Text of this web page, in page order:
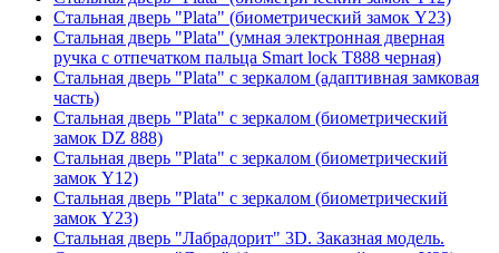
Стальная дверь "Plata" (биометрический замок Y23)
Стальная дверь "Plata" (умная электронная дверная
ручка с отпечатком пальца Smart lock T888 черная)
Стальная дверь "Plata" с зеркалом (адаптивная замковая
часть)
Стальная дверь "Plata" с зеркалом (биометрический
замок DZ 888)
Стальная дверь "Plata" с зеркалом (биометрический
замок Y12)
Стальная дверь "Plata" с зеркалом (биометрический
замок Y23)
Стальная дверь "Лабрадорит" 3D. Заказная модель.